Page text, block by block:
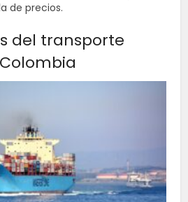
de precios.
del transporte